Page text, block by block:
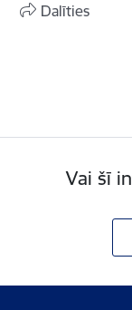
Dalīties
Vai šī